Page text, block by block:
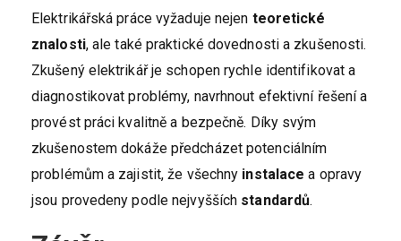
Elektrikářská práce vyžaduje nejen teoretické
znalosti, ale také praktické dovednosti a zkušenosti.
Zkušený elektrikář je schopen rychle identifikovat a
diagnostikovat problémy, navrhnout efektivní řešení a
provést práci kvalitně a bezpečně. Díky svým
zkušenostem dokáže předcházet potenciálním
problémům a zajistit, že všechny instalace a opravy
jsou provedeny podle nejvyšších standardů.